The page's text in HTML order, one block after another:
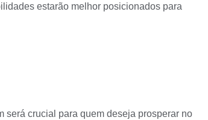
estarão melhor posicionados para
será crucial para quem deseja prosperar no